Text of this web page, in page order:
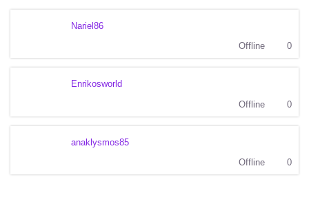
Nariel86
Offline
0
Enrikosworld
Offline
0
anaklysmos85
Offline
0